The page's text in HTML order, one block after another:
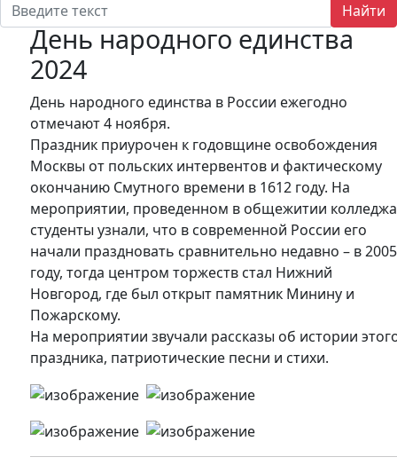
Найти
День народного единства
2024
День народного единства в России ежегодно
отмечают 4 ноября.
Праздник приурочен к годовщине освобождения
Москвы от польских интервентов и фактическому
окончанию Смутного времени в 1612 году. На
мероприятии, проведенном в общежитии
студенты узнали, что в современной России его
начали праздновать сравнительно недавно – в 2005
году, тогда центром торжеств стал Нижний
Новгород, где был открыт памятник Минину и
Пожарскому.
На мероприятии звучали рассказы об истории
праздника, патриотические песни и стихи.